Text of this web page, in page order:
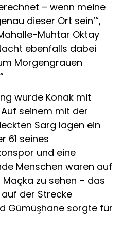
– wenn meine
dieser Ort sein‘“,
Muhtar Oktay
ebenfalls dabei
Morgengrauen
wurde Konak mit
seinem mit der
Sarg lagen ein
61 seines
und eine
Menschen waren auf
zu sehen – das
der Strecke
Gümüşhane sorgte für